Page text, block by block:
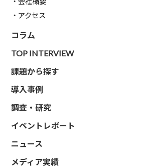
アクセス
コラム
TOP INTERVIEW
課題から探す
導入事例
調査・研究
イベントレポート
ニュース
メディア実績